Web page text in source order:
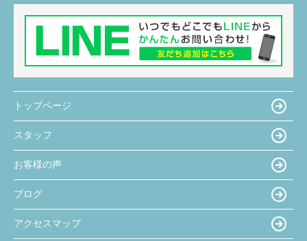
トップページ
スタッフ
お客様の声
ブログ
アクセスマップ